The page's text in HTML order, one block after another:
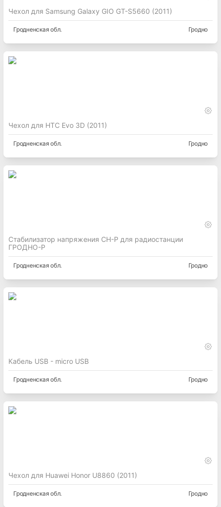
Чехол для Samsung Galaxy GIO GT-S5660 (2011)
Гродненская обл. Гродно
Чехол для HTC Evo 3D (2011)
Гродненская обл. Гродно
Стабилизатор напряжения СН-Р для радиостанции
ГРОДНО-Р
Гродненская обл. Гродно
Кабель USB - micro USB
Гродненская обл. Гродно
Чехол для Huawei Honor U8860 (2011)
Гродненская обл. Гродно